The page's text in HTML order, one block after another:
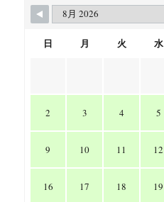
日 月 火 水
2 3 4 5
9 10 11 12
16 17 18 19